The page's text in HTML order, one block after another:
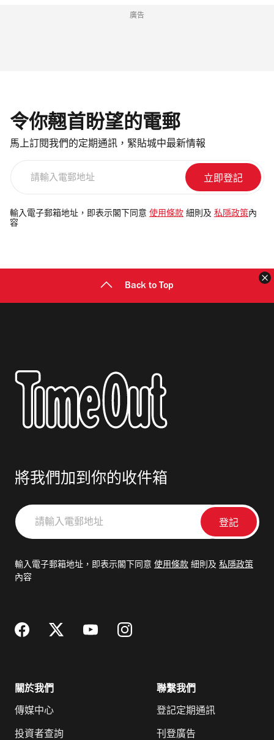
廣告
令你翹首盼望的電郵
馬上訂閱我們的定期通訊，緊貼城中最新情報
電
郵
輸入電子郵箱地址，即表示閣下同意 使用條款 細則及 私隱政策 內
容
Back to Top
將我們加到你的收件箱
請
輸
郵
輸入電子郵箱地址，即表示閣下同意 使用條款 細則及 私隱政策
內容
關於我們
傳媒中心
投資者查詢
聯繫我們
登記定期通訊
刊登廣告